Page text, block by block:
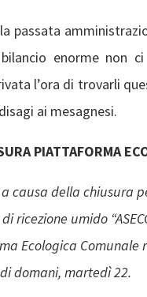
passata
enorme non
l’ora di trovarli
ai mesagnesi.
PIATTAFORMA
causa della chiusura
ricezione umido
Ecologica
domani, martedì 22.